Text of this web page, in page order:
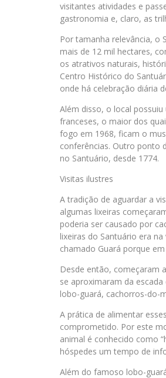
visitantes atividades e
gastronomia e, claro, as
Por tamanha relevância, o
mais de 12 mil hectares,
os atrativos naturais,
Centro Histórico do
onde há celebração diária
Além disso, o local
franceses, o maior dos
fogo em 1968, ficam o
conferências. Outro ponto
no Santuário, desde 1774.
Visitas ilustres
A tradição de aguardar a
algumas lixeiras
poderia ser causado por
lixeiras do Santuário era
chamado Guará porque
Desde então, começaram
se aproximaram da
lobo-guará, cachorros-do-
A prática de alimentar
comprometido. Por este
animal é conhecido como
hóspedes um tempo de
Além do famoso lobo-